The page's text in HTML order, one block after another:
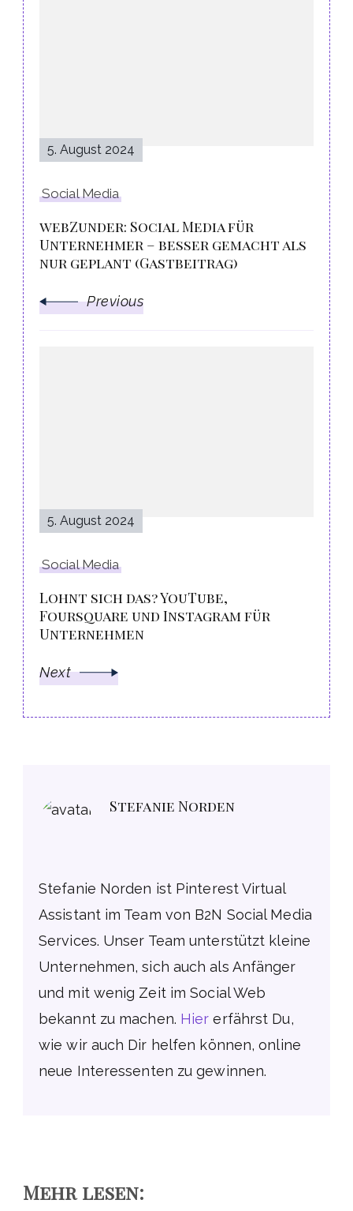
5. August 2024
Social Media
webZunder: Social Media für
Unternehmer – besser gemacht als
nur geplant (Gastbeitrag)
Previous
5. August 2024
Social Media
Lohnt sich das? YouTube,
Foursquare und Instagram für
Unternehmen
Next
Stefanie Norden
Stefanie Norden ist Pinterest Virtual
Assistant im Team von B2N Social Media
Services. Unser Team unterstützt kleine
Unternehmen, sich auch als Anfänger
und mit wenig Zeit im Social Web
bekannt zu machen. Hier erfährst Du,
wie wir auch Dir helfen können, online
neue Interessenten zu gewinnen.
Mehr lesen: